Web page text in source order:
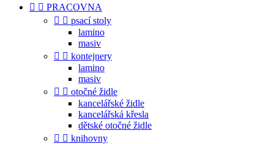
  PRACOVNA
  psací stoly
lamino
masiv
  kontejnery
lamino
masiv
  otočné židle
kancelářské židle
kancelářská křesla
dětské otočné židle
  knihovny